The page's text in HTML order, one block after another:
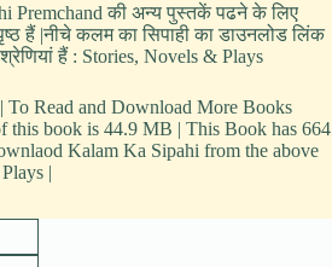
Premchand की अन्य पुस्तकें पढने के लिए
हैं |नीचे कलम का सिपाही का डाउनलोड लिंक
हैं : Stories, Novels & Plays
Read and Download More Books
this book is 44.9 MB | This Book has 664
Kalam Ka Sipahi from the above
|